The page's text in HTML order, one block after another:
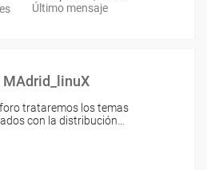
Último mensaje
MAdrid_linuX
trataremos los temas
con la distribución…